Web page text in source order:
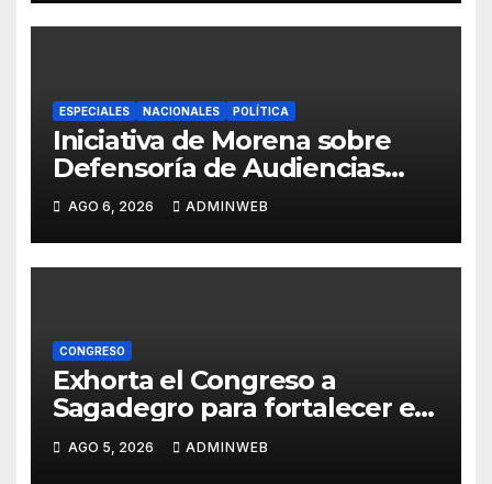
ESPECIALES NACIONALES POLÍTICA
Iniciativa de Morena sobre
Defensoría de Audiencias
pretende controlar
contenidos de medios de
comunicación y limitar
libertad de expresión: Manuel
AGO 6, 2026 ADMINWEB
CONGRESO
Exhorta el Congreso a
Sagadegro para fortalecer el
Programa de Apoyo a
Productores de Maíz
AGO 5, 2026 ADMINWEB